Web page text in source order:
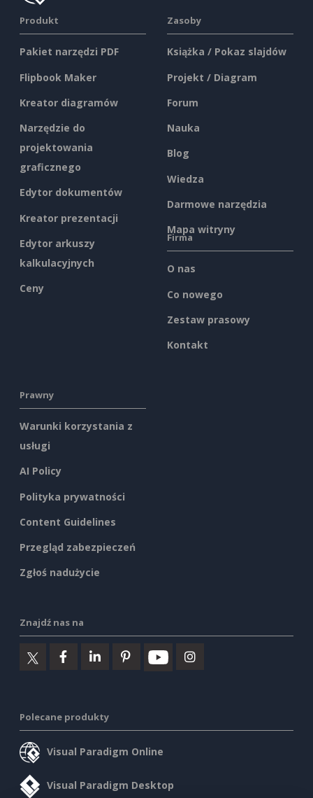
Produkt
Pakiet narzędzi PDF
Flipbook Maker
Kreator diagramów
Narzędzie do
projektowania
graficznego
Edytor dokumentów
Kreator prezentacji
Edytor arkuszy
kalkulacyjnych
Ceny
Zasoby
Książka / Pokaz slajdów
Projekt / Diagram
Forum
Nauka
Blog
Wiedza
Darmowe narzędzia
Mapa witryny
Firma
O nas
Co nowego
Zestaw prasowy
Kontakt
Prawny
Warunki korzystania z
usługi
AI Policy
Polityka prywatności
Content Guidelines
Przegląd zabezpieczeń
Zgłoś nadużycie
Znajdź nas na
Polecane produkty
Visual Paradigm Online
Visual Paradigm Desktop